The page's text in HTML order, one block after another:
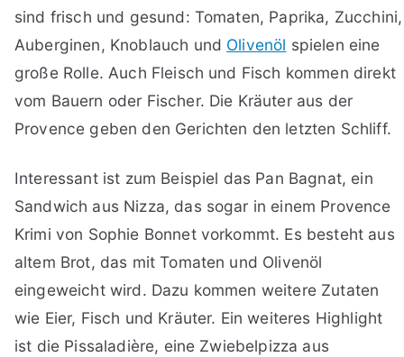
sind frisch und gesund: Tomaten, Paprika, Zucchini,
Auberginen, Knoblauch und Olivenöl spielen eine
große Rolle. Auch Fleisch und Fisch kommen direkt
vom Bauern oder Fischer. Die Kräuter aus der
Provence geben den Gerichten den letzten Schliff.
Interessant ist zum Beispiel das Pan Bagnat, ein
Sandwich aus Nizza, das sogar in einem Provence
Krimi von Sophie Bonnet vorkommt. Es besteht aus
altem Brot, das mit Tomaten und Olivenöl
eingeweicht wird. Dazu kommen weitere Zutaten
wie Eier, Fisch und Kräuter. Ein weiteres Highlight
ist die Pissaladière, eine Zwiebelpizza aus